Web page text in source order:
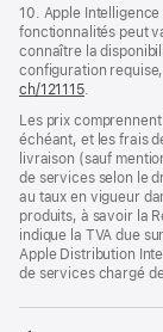
10. Apple
fonctionnalités peut
connaître la
configuration
ch/121115.
Les prix
échéant, et les frais
livraison (sauf
de services selon le
au taux en vigueur
produits, à savoir la
indique la TVA due
Apple Distribution
de services chargé